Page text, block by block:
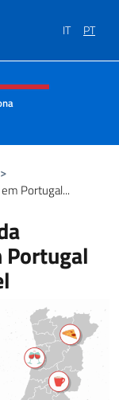
IT PT
menu
>
Portugal...